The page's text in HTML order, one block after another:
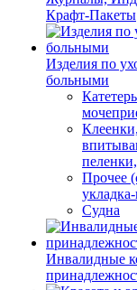
Крафт-Пакеты
Изделия по
больными
Клеенки,
Прочее
Судна
Инвалидные